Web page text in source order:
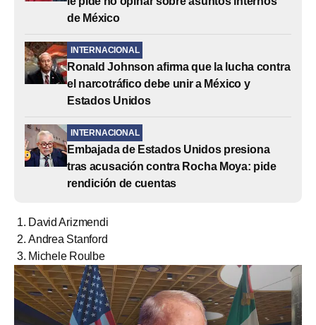
de México
INTERNACIONAL
Ronald Johnson afirma que la lucha contra
el narcotráfico debe unir a México y
Estados Unidos
INTERNACIONAL
Embajada de Estados Unidos presiona
tras acusación contra Rocha Moya: pide
rendición de cuentas
David Arizmendi
Andrea Stanford
Michele Roulbe